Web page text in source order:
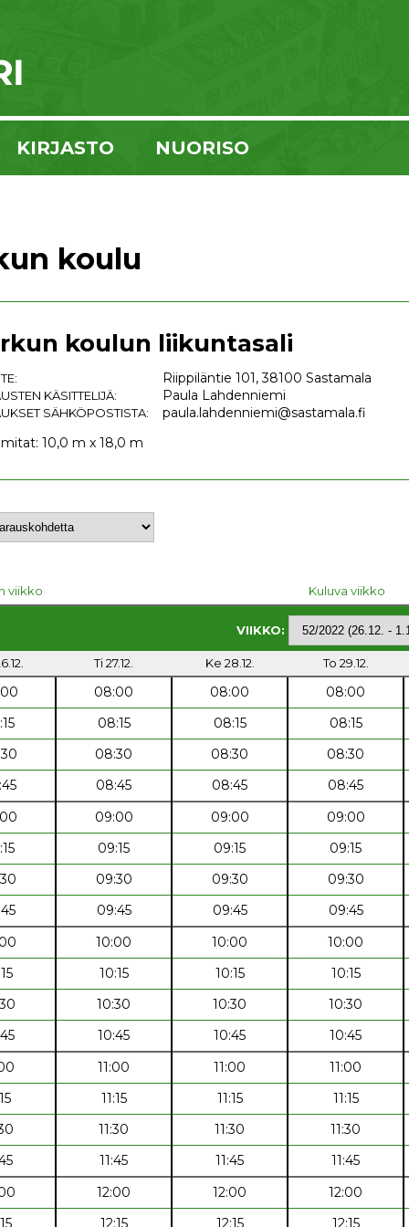
KIRJASTO NUORISO
koulu
koulun liikuntasali
Riippiläntie 101, 38100 Sastamala
KÄSITTELIJÄ: Paula Lahdenniemi
SÄHKÖPOSTISTA:
paula.lahdenniemi@sastamala.fi
10,0 m x 18,0 m
viikko Kuluva viikko
VIIKKO:
Ti 27.12. Ke 28.12. To 29.12.
08:00 08:00
08:00
08:15 08:15
08:15
08:30 08:30
08:30
08:45 08:45
08:45
09:00 09:00
09:00
09:15 09:15
09:15
09:30 09:30
09:30
09:45 09:45
09:45
10:00 10:00
10:00
10:15 10:15
10:15
10:30 10:30
10:30
10:45 10:45
10:45
11:00 11:00
11:00
11:15 11:15
11:15
11:30 11:30
11:30
11:45 11:45
11:45
12:00 12:00
12:00
12:15 12:15 12:15